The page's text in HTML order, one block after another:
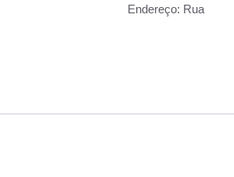
2). Endereço: Rua